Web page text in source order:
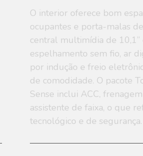
O interior oferece bom
ocupantes e porta-malas
central multimídia de 10,1”
espelhamento sem fio, ar
por indução e freio
de comodidade. O pacote
Sense inclui ACC,
assistente de faixa, o que
tecnológico e de segurança.